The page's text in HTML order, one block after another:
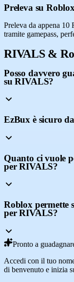
Preleva su Roblox
Preleva da appena
tramite gamepass,
RIVALS &
Posso davvero
su RIVALS?
EzBux è sicuro
Quanto ci vuole
per RIVALS?
Roblox permette
per RIVALS?
Pronto a
Accedi con il tuo
di benvenuto e inizia